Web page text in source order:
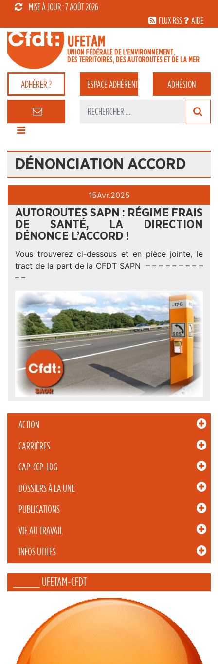
MISE À JOUR : 7 AOÛT 2026
FLUX RSS
AIDE
ADHÉRER ? ESPACEADHÉRENT ADHÉSION
DÉNONCIATION ACCORD
ACTION
CARRIÈRES
CAP-CCP-LDG
DOSSIERS À LA UNE
PUBLICATIONS
VIE AU TRAVAIL
INFOS UTILES
_____ UFETAM-CFDT
15Avr.2025
AUTOROUTES SAPN : RÉGIME FRAIS
DE SANTÉ, LA DIRECTION
DÉNONCE L’ACCORD !
Vous trouverez ci-dessous et en pièce jointe, le
tract de la part de la CFDT SAPN – – – – – – – – –
– –